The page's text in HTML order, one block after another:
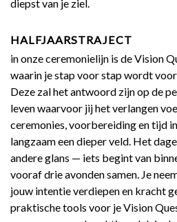
diepst van je ziel.
HALFJAARSTRAJECT
in onze ceremonielijn is de Vision
waarin je stap voor stap wordt
Deze zal het antwoord zijn op de
leven waarvoor jij het verlangen
ceremonies, voorbereiding en tijd
langzaam een dieper veld. Het
andere glans — iets begint van
vooraf drie avonden samen. Je
jouw intentie verdiepen en kracht
praktische tools voor je Vision